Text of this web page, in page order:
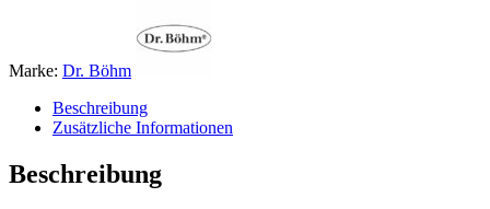
Marke: Dr. Böhm
Beschreibung
Zusätzliche Informationen
Beschreibung